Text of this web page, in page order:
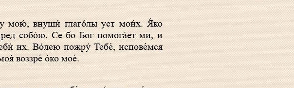
собо́ю. Се бо Бог помога́ет ми, и
их. Во́лею пожру́ Тебе́, испове́мся
воззре́ о́ко мое́.